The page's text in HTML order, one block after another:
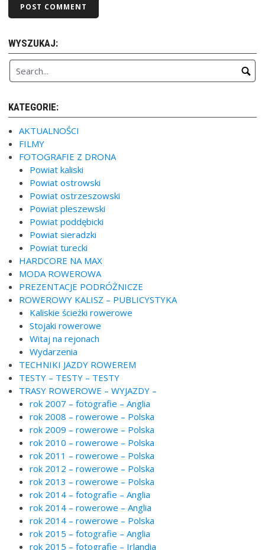
WYSZUKAJ:
KATEGORIE:
AKTUALNOŚCI
FILMY
FOTOGRAFIE Z DRONA
Powiat kaliski
Powiat ostrowski
Powiat ostrzeszowski
Powiat pleszewski
Powiat poddębicki
Powiat sieradzki
Powiat turecki
HARDCORE NA MAX
MODA ROWEROWA
PREZENTACJE PODRÓŻNICZE
ROWEROWY KALISZ – PUBLICYSTYKA
Kaliskie ścieżki rowerowe
Stojaki rowerowe
Witaj na rejonach
Wydarzenia
TECHNIKI JAZDY ROWEREM
TESTY – TESTY – TESTY
TRASY ROWEROWE – WYJAZDY –
rok 2007 – fotografie – Anglia
rok 2008 – rowerowe – Polska
rok 2009 – rowerowe – Polska
rok 2010 – rowerowe – Polska
rok 2011 – rowerowe – Polska
rok 2012 – rowerowe – Polska
rok 2013 – rowerowe – Polska
rok 2014 – fotografie – Anglia
rok 2014 – rowerowe – Anglia
rok 2014 – rowerowe – Polska
rok 2015 – fotografie – Anglia
rok 2015 – fotografie – Irlandia